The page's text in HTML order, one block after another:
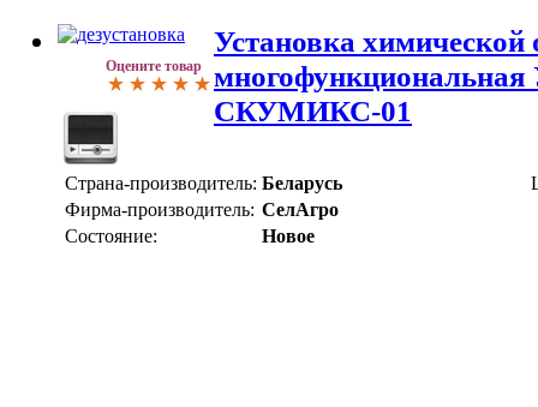
Оцените товар
Установка химической
СКУМИКС-01
Страна-производитель: Беларусь
Фирма-производитель: СелАгро
Состояние:
Новое